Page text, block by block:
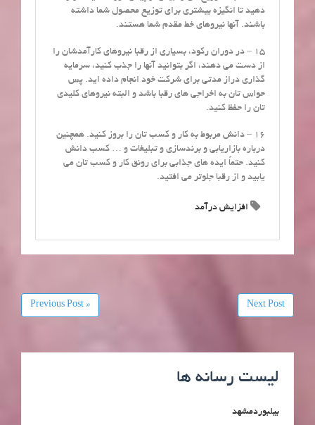
دهید تا انگیزه بیشتری برای توزیع محصول شما داشته
باشند. آنها نیروهای خط مقدم شما هستند.
15 – در دوران رکود، بسیاری از رقبا نیروهای کارآمدشان را
از دست می دهند، اگر بتوانید آنها را جذب کنید، سرمایه
گذاری دراز مدتی برای شرکت خود انجام داده اید. پس
حواس تان به اخراجی های رقبا باشد و البته نیروهای کلیدی
تان را حفظ کنید.
16 – دانش مربوط به کار و کسب تان را بروز کنید. همچنین
درباره بازاریابی و برندسازی و تبلیغات و … کسب دانش
کنید. حتماً ایده های جذابی برای رونق کار و کسب تان می
یابید و از رقبا جلوتر می افتید.
افزایش درآمد
« Previous Post Next Post
لیست رسانه ها
بیلبوردمشهد